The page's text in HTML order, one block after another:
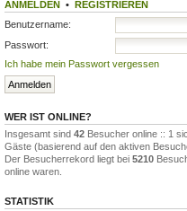
ANMELDEN • REGISTRIEREN
Benutzername:
Passwort:
Ich habe mein Passwort vergessen
WER IST ONLINE?
Insgesamt sind 42 Besucher online :: 1
Gäste (basierend auf den aktiven
Der Besucherrekord liegt bei 5210
online waren.
STATISTIK